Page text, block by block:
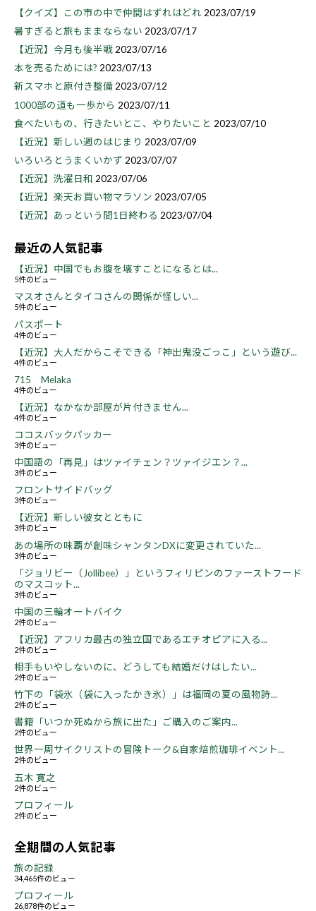
【クイズ】この市の中で仲間はずれはどれ 2023/07/19
暑すぎると旅もままならない 2023/07/17
【近況】今月も後半戦 2023/07/16
本を売るためには? 2023/07/13
新スマホと原付き整備2023/07/12
1000部の道も一歩から 2023/07/11
食べたいもの、行きたいとこ、やりたいこと 2023/07/10
【近況】新しい週のはじまり 2023/07/09
いろいろとうまくいかず 2023/07/07
【近況】洗濯日和 2023/07/06
【近況】楽天お買い物マラソン 2023/07/05
【近況】あっという間1日終わる 2023/07/04
最近の人気記事
【近況】中国でもお腹を壊すことになるとは...
5件のビュー
マスオさんとタイコさんの関係が怪しい...
5件のビュー
パスポート
4件のビュー
【近況】大人だからこそできる「神出鬼没ごっこ」という遊び...
4件のビュー
715 Melaka
4件のビュー
【近況】なかなか部屋が片付きません...
4件のビュー
ココスバックパッカー
3件のビュー
中国語の「再見」はツァイチェン？ツァイジエン？...
3件のビュー
フロントサイドバッグ
3件のビュー
【近況】新しい彼女とともに
3件のビュー
あの場所の味覇が創味シャンタンDXに変更されていた...
3件のビュー
「ジョリビー（Jollibee）」というフィリピンのファーストフード
のマスコット...
3件のビュー
中国の三輪オートバイク
2件のビュー
【近況】アフリカ最古の独立国であるエチオピアに入る...
2件のビュー
相手もいやしないのに、どうしても結婚だけはしたい...
2件のビュー
竹下の「袋氷（袋に入ったかき氷）」は福岡の夏の風物詩...
2件のビュー
書籍「いつか死ぬから旅に出た」ご購入のご案内...
2件のビュー
世界一周サイクリストの冒険トーク&自家焙煎珈琲イベント...
2件のビュー
五木 寛之
2件のビュー
プロフィール
2件のビュー
全期間の人気記事
旅の記録
34,465件のビュー
プロフィール
26,878件のビュー